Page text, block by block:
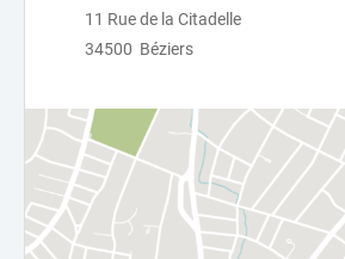
11 Rue de la Citadelle
34500 Béziers